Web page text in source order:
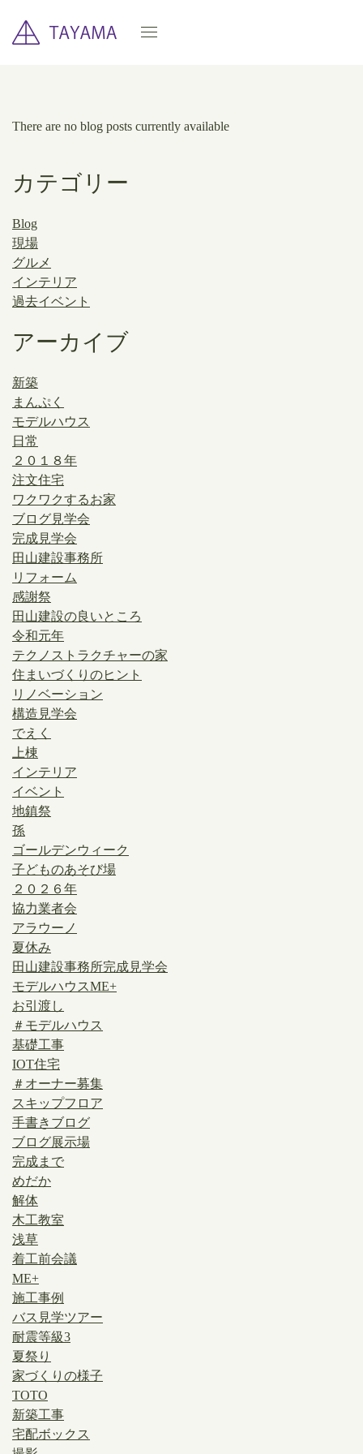
There are no blog posts currently available
カテゴリー
Blog
現場
グルメ
インテリア
過去イベント
アーカイブ
新築
まんぷく
モデルハウス
日常
２０１８年
注文住宅
ワクワクするお家
ブログ見学会
完成見学会
田山建設事務所
リフォーム
感謝祭
田山建設の良いところ
令和元年
テクノストラクチャーの家
住まいづくりのヒント
リノベーション
構造見学会
でえく
上棟
インテリア
イベント
地鎮祭
孫
ゴールデンウィーク
子どものあそび場
２０２６年
協力業者会
アラウーノ
夏休み
田山建設事務所完成見学会
モデルハウスME+
お引渡し
＃モデルハウス
基礎工事
IOT住宅
＃オーナー募集
スキップフロア
手書きブログ
ブログ展示場
完成まで
めだか
解体
木工教室
浅草
着工前会議
ME+
施工事例
バス見学ツアー
耐震等級3
夏祭り
家づくりの様子
TOTO
新築工事
宅配ボックス